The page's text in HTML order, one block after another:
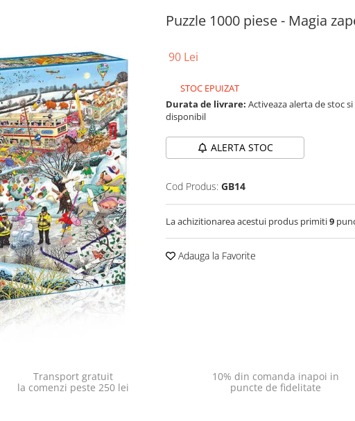
Puzzle 1000 piese - Magia
90 Lei
STOC EPUIZAT
Durata de livrare: Activeaza alerta de stoc
disponibil
ALERTA STOC
Cod Produs: GB14
La achizitionarea acestui produs primiti9
Adauga la Favorite
Transport gratuit
la comenzi peste 250 lei
10% din comanda inapoi in
puncte de fidelitate